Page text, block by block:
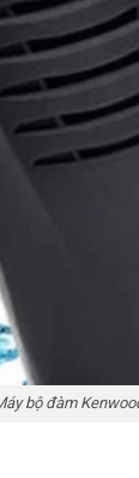
bộ đàm